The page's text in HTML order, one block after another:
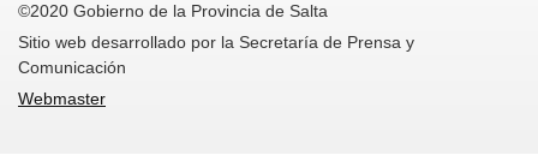
©2020 Gobierno de la Provincia de Salta
Sitio web desarrollado por la Secretaría de Prensa y
Comunicación
Webmaster